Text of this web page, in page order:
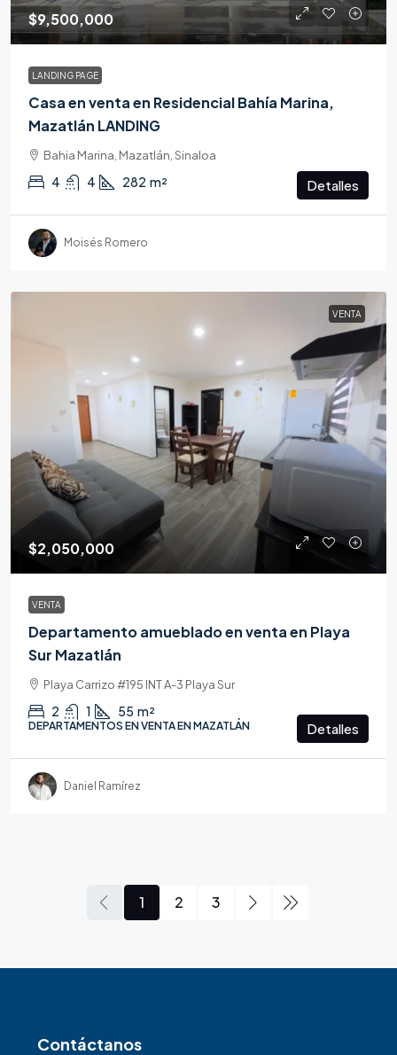
$9,500,000
LANDING PAGE
Casa en venta en Residencial Bahía Marina,
Mazatlán LANDING
Bahia Marina, Mazatlán, Sinaloa
4 4 282 m² Detalles
Moisés Romero
VENTA
$2,050,000
VENTA
Departamento amueblado en venta en Playa
Sur Mazatlán
Playa Carrizo #195 INT A-3 Playa Sur
2 1 55 m²
DEPARTAMENTOS EN VENTA EN MAZATLÁN Detalles
Daniel Ramírez
1 2 3
Contáctanos